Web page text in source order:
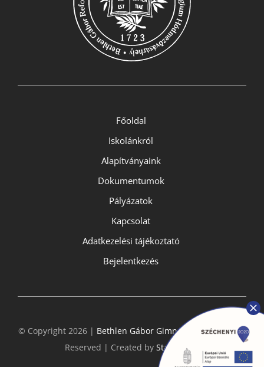
Főoldal
Iskolánkról
Alapítványaink
Dokumentumok
Pályázatok
Kapcsolat
Adatkezelési tájékoztató
Bejelentkezés
© Copyright 2026 | Bethlen Gábor Gimnázium- All Rights
Reserved | Created by StarGeckos